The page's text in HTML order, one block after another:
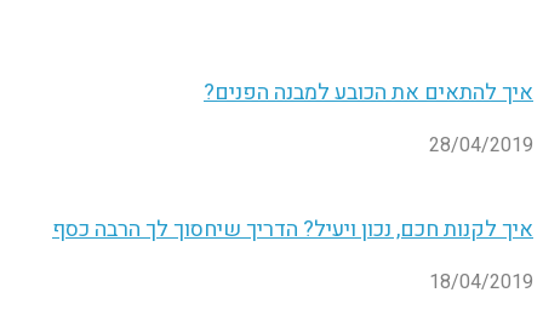
איך להתאים את הכובע למבנה הפנים?
28/04/2019
איך לקנות חכם, נכון ויעיל? הדריך שיחסוך לך הרבה כסף
18/04/2019